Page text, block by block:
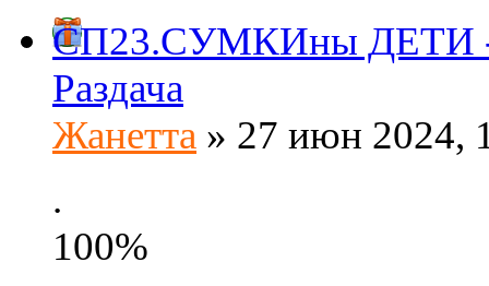
СП23.СУМКИны ДЕТИ -
Раздача
Жанетта » 27 июн 2024,
.
100%